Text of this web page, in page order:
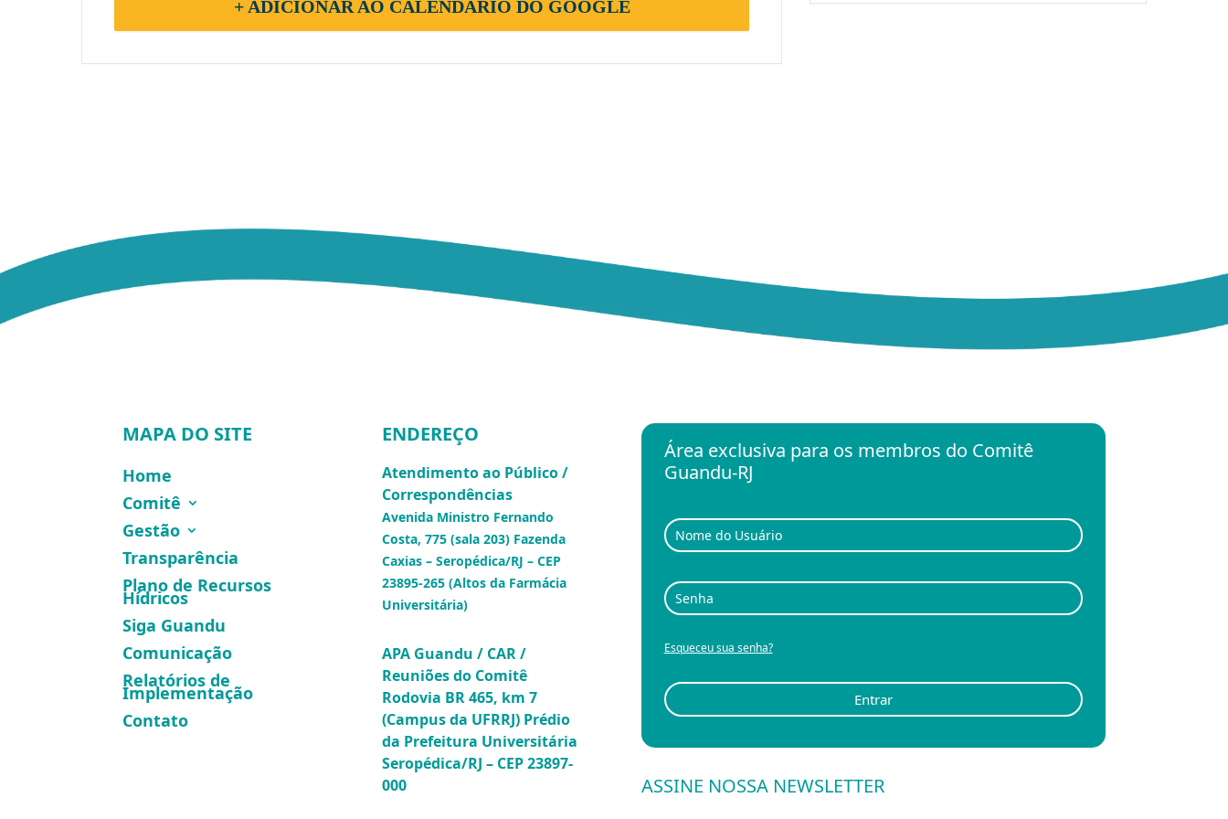
+ ADICIONAR AO CALENDÁRIO DO GOOGLE
MAPA DO SITE
Home
Comitê
Gestão
Transparência
Plano de Recursos
Hídricos
Siga Guandu
Comunicação
Relatórios de
Implementação
Contato
ENDEREÇO
Atendimento ao Público /
Correspondências
Avenida Ministro Fernando
Costa, 775 (sala 203) Fazenda
Caxias – Seropédica/RJ – CEP
23895-265 (Altos da Farmácia
Universitária)
APA Guandu / CAR /
Reuniões do Comitê
Rodovia BR 465, km 7
(Campus da UFRRJ) Prédio
da Prefeitura Universitária
Seropédica/RJ – CEP 23897-
000
Área exclusiva para os membros do Comitê
Guandu-RJ
Esqueceu sua senha?
Entrar
ASSINE NOSSA NEWSLETTER